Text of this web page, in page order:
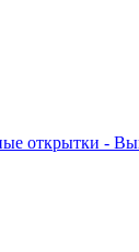
открытки -